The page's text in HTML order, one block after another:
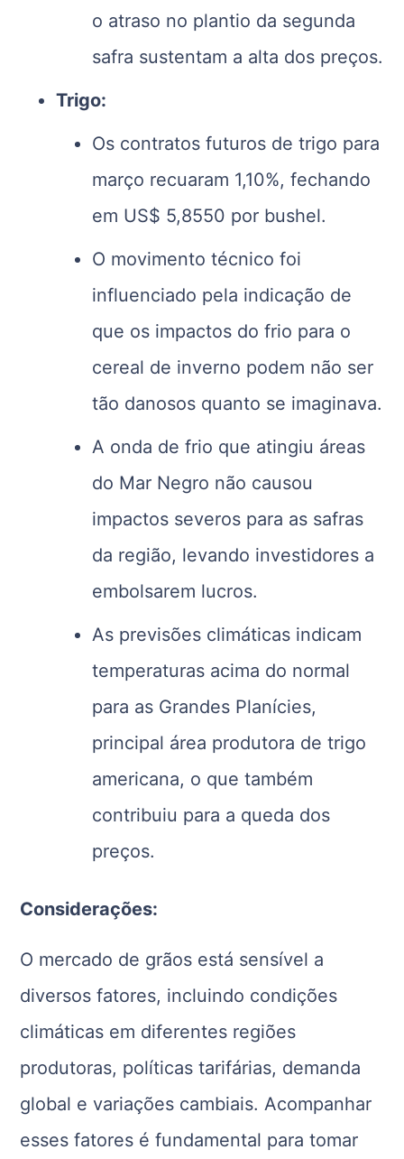
o atraso no plantio da segunda
safra sustentam a alta dos preços.
Trigo:
Os contratos futuros de trigo para
março recuaram 1,10%, fechando
em US$ 5,8550 por bushel.
O movimento técnico foi
influenciado pela indicação de
que os impactos do frio para o
cereal de inverno podem não ser
tão danosos quanto se imaginava.
A onda de frio que atingiu áreas
do Mar Negro não causou
impactos severos para as safras
da região, levando investidores a
embolsarem lucros.
As previsões climáticas indicam
temperaturas acima do normal
para as Grandes Planícies,
principal área produtora de trigo
americana, o que também
contribuiu para a queda dos
preços.
Considerações:
O mercado de grãos está sensível a
diversos fatores, incluindo condições
climáticas em diferentes regiões
produtoras, políticas tarifárias, demanda
global e variações cambiais. Acompanhar
esses fatores é fundamental para tomar